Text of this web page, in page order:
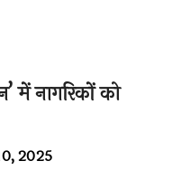
में नागरिकों को
2025